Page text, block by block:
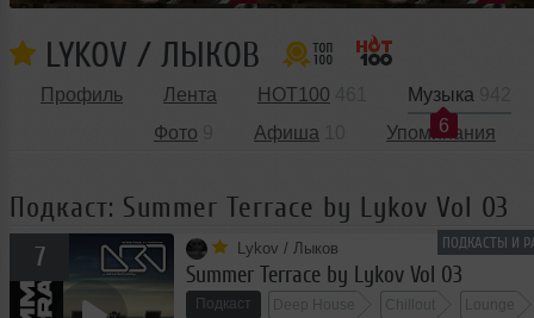
LYKOV / ЛЫКОВ
Профиль Лента HOT100
Музыка
6
Фото
Афиша Упоминания
Подкаст: Summer Terrace by Lykov Vol 03
ПОДКАСТЫ И
7 Lykov / Лыков
Summer Terrace by Lykov Vol 03
Подкаст Deep House Chillout Lounge